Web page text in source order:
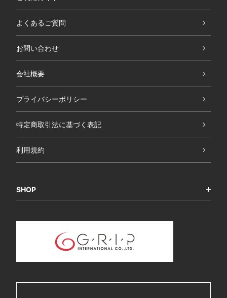
よくあるご質問
お問い合わせ
会社概要
プライバシーポリシー
特定商取引法に基づく表記
利用規約
SHOP